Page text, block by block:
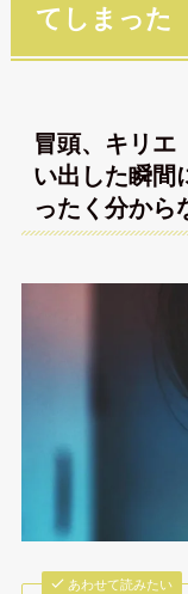
てしまった
冒頭、キリエ
い出した瞬間
ったく分から
あわせて読みたい